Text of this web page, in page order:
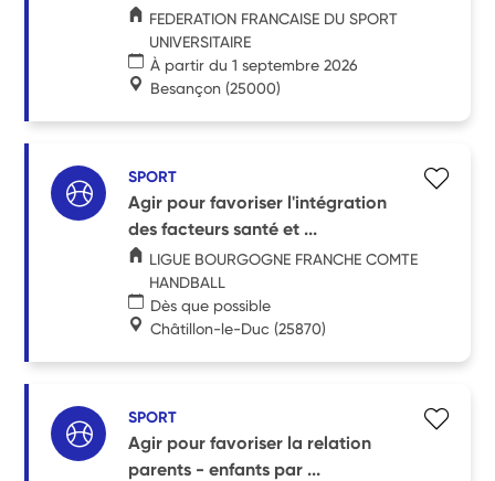
FEDERATION FRANCAISE DU SPORT
UNIVERSITAIRE
À partir du 1 septembre 2026
Besançon (25000)
SPORT
Agir pour favoriser l'intégration
des facteurs santé et ...
LIGUE BOURGOGNE FRANCHE COMTE
HANDBALL
Dès que possible
Châtillon-le-Duc (25870)
SPORT
Agir pour favoriser la relation
parents - enfants par ...